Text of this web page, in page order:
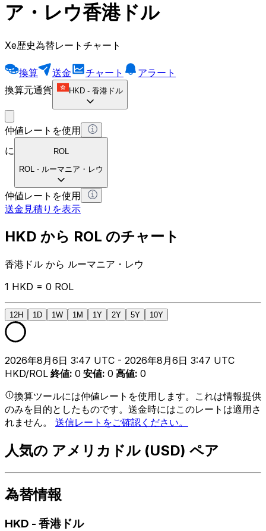
ア・レウ香港ドル
Xe歴史為替レートチャート
換算 送金 チャート
アラート
換算元通貨
HKD - 香港ドル
仲値レートを使用
に
ROL
ROL - ルーマニア・レウ
仲値レートを使用
送金見積りを表示
HKD から ROL のチャート
香港ドル から ルーマニア・レウ
1 HKD = 0 ROL
12H 1D 1W 1M 1Y 2Y 5Y 10Y
2026年8月6日 3:47 UTC - 2026年8月6日 3:47 UTC
HKD/ROL 終値: 0 安値: 0 高値: 0
換算ツールには仲値レートを使用します。これは情報提供
のみを目的としたものです。送金時にはこのレートは適用さ
れません。 送信レートをご確認ください。
人気の アメリカドル (USD) ペア
為替情報
HKD - 香港ドル